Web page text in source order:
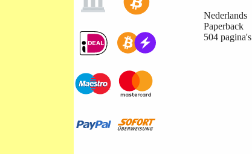
Nederlands
Paperback
504 pagina's